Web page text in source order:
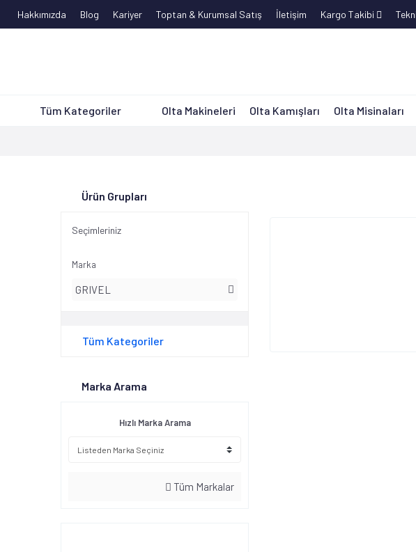
Hakkımızda Blog Kariyer Toptan & Kurumsal Satış İletişim Kargo Takibi
Tüm Kategoriler Olta Makineleri Olta Kamışları Olta Misinaları
Ürün Grupları
Seçimleriniz
Marka
GRIVEL
Tüm Kategoriler
Marka Arama
Hızlı Marka Arama
Tüm Markalar